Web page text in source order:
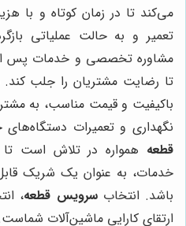
می‌کند تا در زمان کوتاه و با
تعمیر و به حالت عملیاتی
مشاوره تخصصی و خدمات پس
تا رضایت مشتریان را جلب
باکیفیت و قیمت مناسب، به
نگهداری و تعمیرات
قطعه همواره در تلاش است تا
خدمات، به عنوان یک شریک
باشد. انتخابسرویس قطعه،
ارتقای کارایی ماشین‌آلات